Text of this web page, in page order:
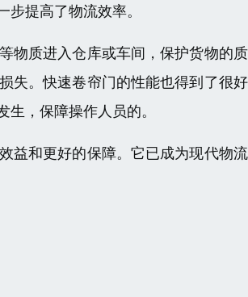
提高了物流效率。
物质进入仓库或车间，保护货物的
失。快速卷帘门的性能也得到了很
，保障操作人员的。
益和更好的保障。它已成为现代物